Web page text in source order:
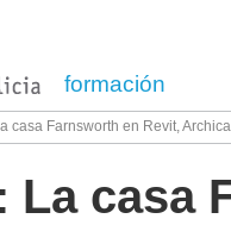
formación
casa Farnsworth en Revit,
La casa